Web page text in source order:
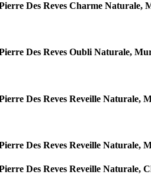
Des Reves Charme Naturale,
Des Reves Oubli Naturale,
Des Reves Reveille Naturale,
Des Reves Reveille Naturale,
Des Reves Reveille Naturale,